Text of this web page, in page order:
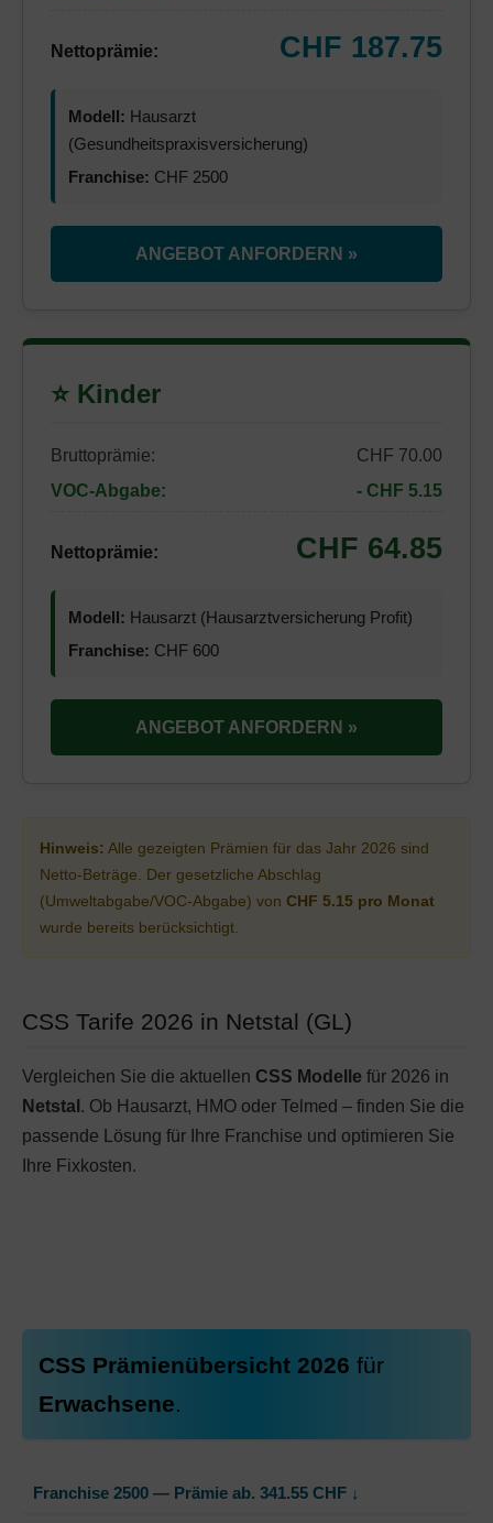
Nettoprämie: CHF 187.75
Modell: Hausarzt
(Gesundheitspraxisversicherung)
Franchise: CHF 2500
ANGEBOT ANFORDERN »
⭐ Kinder
Bruttoprämie:
CHF 70.00
VOC-Abgabe:
- CHF 5.15
Nettoprämie: CHF 64.85
Modell: Hausarzt (Hausarztversicherung Profit)
Franchise: CHF 600
ANGEBOT ANFORDERN »
Hinweis: Alle gezeigten Prämien für das Jahr 2026 sind
Netto-Beträge. Der gesetzliche Abschlag
(Umweltabgabe/VOC-Abgabe) von CHF 5.15 pro Monat
wurde bereits berücksichtigt.
CSS Tarife 2026 in Netstal (GL)
Vergleichen Sie die aktuellen CSS Modelle für 2026 in
Netstal . Ob Hausarzt, HMO oder Telmed – finden Sie die
passende Lösung für Ihre Franchise und optimieren Sie
Ihre Fixkosten.
CSS Prämienübersicht 2026 für
Erwachsene.
Franchise 2500 — Prämie ab. 341.55 CHF ↓